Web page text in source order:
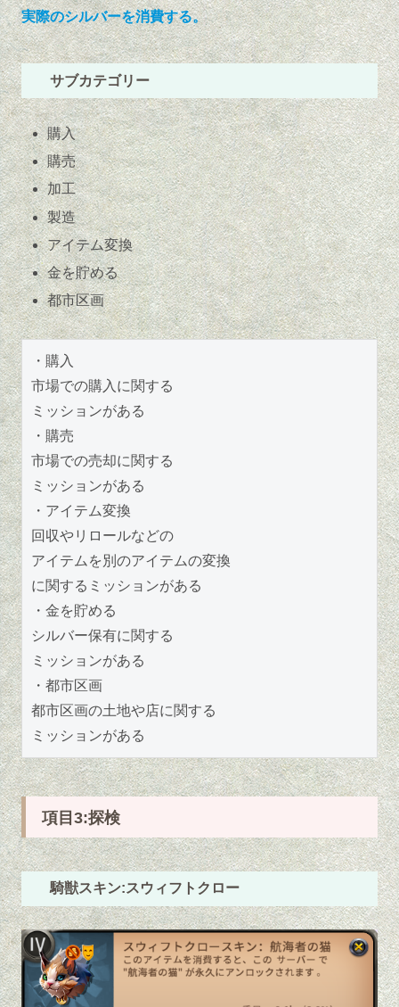
実際のシルバーを消費する。
サブカテゴリー
購入
購売
加工
製造
アイテム変換
金を貯める
都市区画
・購入
市場での購入に関する
ミッションがある
・購売
市場での売却に関する
ミッションがある
・アイテム変換
回収やリロールなどの
アイテムを別のアイテムの変換
に関するミッションがある
・金を貯める
シルバー保有に関する
ミッションがある
・都市区画
都市区画の土地や店に関する
ミッションがある
項目3:探検
騎獣スキン:スウィフトクロー